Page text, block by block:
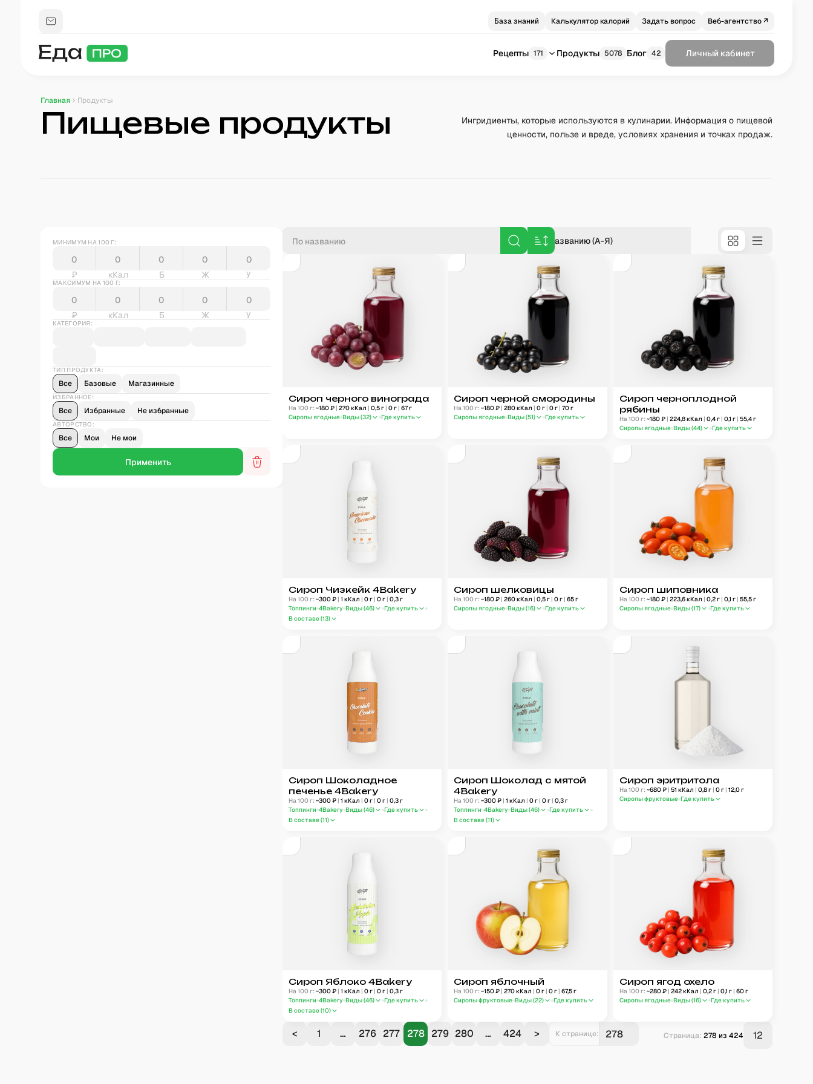
База знаний Калькулятор калорий Задать вопрос Веб-агентство ↗
Рецепты 171 Продукты 5078 Блог 42 Личный кабинет
Главная Продукты
Пищевые продукты
Ингридиенты, которые используются в кулинарии. Информация о пищевой
ценности, пользе и вреде, условиях хранения и точках продаж.
МИНИМУМ НА 100 Г:
₽ кКал Б Ж У
МАКСИМУМ НА 100 Г:
₽ кКал Б Ж У
КАТЕГОРИЯ:
ТИП ПРОДУКТА:
Все Базовые Магазинные
ИЗБРАННОЕ:
Все Избранные Не избранные
АВТОРСТВО:
Все Мои Не мои
По названию (А-Я)
Сироп черного винограда
На 100 г: ~180₽ | 270кКал | 0,5г | 0г | 67г
Сиропы ягодные Виды (32) Где купить
Сироп черной смородины
На 100 г: ~180₽ | 280кКал | 0г | 0г | 70г
Сиропы ягодные Виды (51) Где купить
Сироп черноплодной
рябины
На 100 г: ~180₽ | 224,8кКал | 0,4г | 0,1 г | 55,4г
Сиропы ягодные Виды (44) Где купить
Сироп Чизкейк 4Bakery
На 100 г: ~300₽ | 1 кКал | 0г | 0г | 0,3г
Топпинги 4Bakery Виды (46)
Где купить
В составе (13)
Сироп шелковицы
На 100 г: ~180₽ | 260кКал | 0,5г | 0г | 65г
Сиропы ягодные Виды (16) Где купить
Сироп шиповника
На 100 г: ~180₽ | 223,6кКал | 0,2г | 0,1 г | 55,5г
Сиропы ягодные Виды (17) Где купить
Сироп Шоколадное
печенье 4Bakery
На 100 г: ~300₽ | 1 кКал | 0г | 0г | 0,3г
Топпинги 4Bakery Виды (46)
Где купить
В составе (11)
Сироп Шоколад с мятой
4Bakery
На 100 г: ~300₽ | 1 кКал | 0г | 0г | 0,3г
Топпинги 4Bakery Виды (46)
Где купить
В составе (11)
Сироп эритритола
На 100 г: ~680₽ | 51 кКал | 0,8г | 0г | 12,0г
Сиропы фруктовые Где купить
Сироп Яблоко 4Bakery
На 100 г: ~300₽ | 1 кКал | 0г | 0г | 0,3г
Топпинги 4Bakery Виды (46)
Где купить
В составе (10)
Сироп яблочный
На 100 г: ~150₽ | 270кКал | 0г | 0г | 67,5г
Сиропы фруктовые Виды (22) Где купить
Сироп ягод охело
На 100 г: ~280₽ | 242кКал | 0,2г | 0,1 г | 60г
Сиропы ягодные Виды (16) Где купить
< 1 … 276 277 278 279 280 … 424 > К странице: Страница: 278 из 424 12